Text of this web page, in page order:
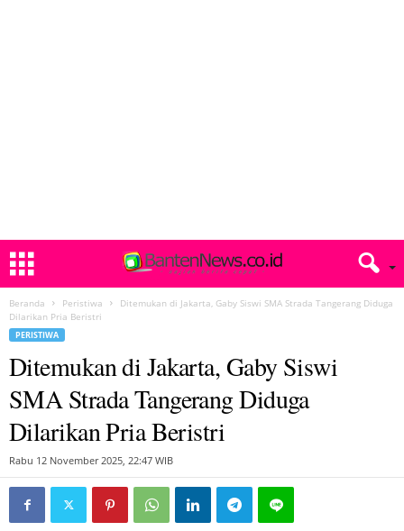
Beranda Peristiwa
Ditemukan di Jakarta, Gaby Siswi SMA Strada Tangerang Diduga
Dilarikan Pria Beristri
PERISTIWA
Ditemukan di Jakarta, Gaby Siswi
SMA Strada Tangerang Diduga
Dilarikan Pria Beristri
Rabu 12 November 2025, 22:47 WIB